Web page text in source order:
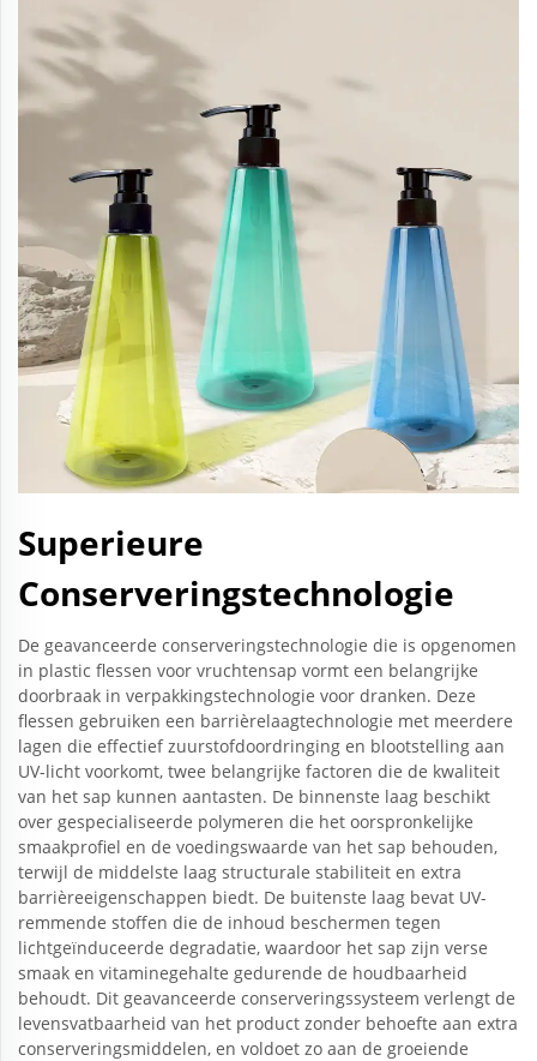
Superieure
Conserveringstechnologie
De geavanceerde conserveringstechnologie die is opgenomen
in plastic flessen voor vruchtensap vormt een belangrijke
doorbraak in verpakkingstechnologie voor dranken. Deze
flessen gebruiken een barrièrelaagtechnologie met meerdere
lagen die effectief zuurstofdoordringing en blootstelling aan
UV-licht voorkomt, twee belangrijke factoren die de kwaliteit
van het sap kunnen aantasten. De binnenste laag beschikt
over gespecialiseerde polymeren die het oorspronkelijke
smaakprofiel en de voedingswaarde van het sap behouden,
terwijl de middelste laag structurale stabiliteit en extra
barrièreeigenschappen biedt. De buitenste laag bevat UV-
remmende stoffen die de inhoud beschermen tegen
lichtgeïnduceerde degradatie, waardoor het sap zijn verse
smaak en vitaminegehalte gedurende de houdbaarheid
behoudt. Dit geavanceerde conserveringssysteem verlengt de
levensvatbaarheid van het product zonder behoefte aan extra
conserveringsmiddelen, en voldoet zo aan de groeiende